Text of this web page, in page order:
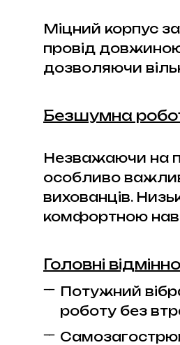
Міцний корпус
провід довжиною
дозволяючи
Безшумна
Незважаючи на
особливо
вихованців.
комфортною
Головні
Потужний
роботу без